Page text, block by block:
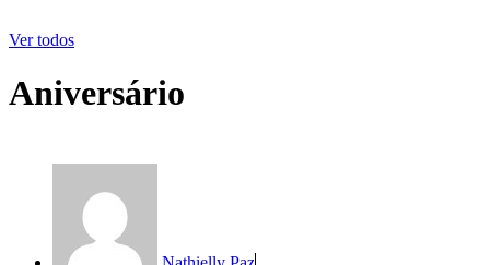
Ver todos
Aniversário